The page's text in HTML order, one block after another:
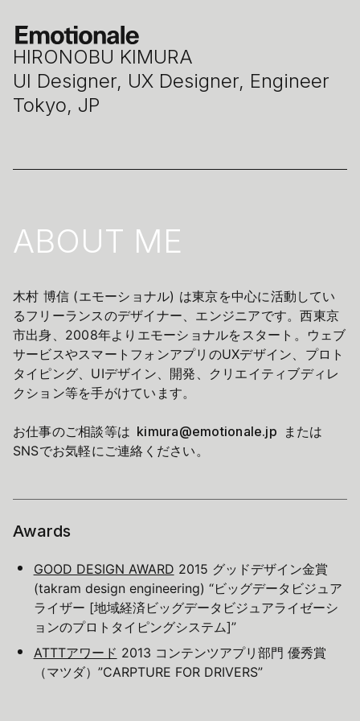
HIRONOBU KIMURA
UI Designer, UX Designer, Engineer
Tokyo, JP
ABOUT ME
木村 博信 (エモーショナル) は東京を中心に活動してい
るフリーランスのデザイナー、エンジニアです。西東京
市出身、2008年よりエモーショナルをスタート。ウェブ
サービスやスマートフォンアプリのUXデザイン、プロト
タイピング、UIデザイン、開発、クリエイティブディレ
クション等を手がけています。
お仕事のご相談等は kimura@emotionale.jp または
SNSでお気軽にご連絡ください。
Awards
GOOD DESIGN AWARD 2015 グッドデザイン金賞
(takram design engineering) “ビッグデータビジュア
ライザー [地域経済ビッグデータビジュアライゼーシ
ョンのプロトタイピングシステム]”
ATTTアワード 2013 コンテンツアプリ部門 優秀賞
（マツダ）”CARPTURE FOR DRIVERS”